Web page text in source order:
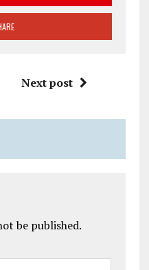
Next post
be published.